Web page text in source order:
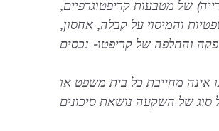
של מטבעות קריפטוגרפיים,
והמיסוי על קבלה, אחסון,
אינה מחייבת כל בית משפט או